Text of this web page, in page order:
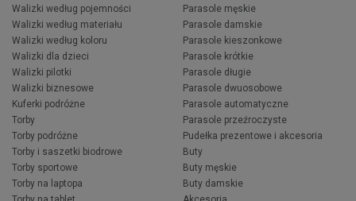
Walizki według pojemności
Walizki według materiału
Walizki według koloru
Walizki dla dzieci
Walizki pilotki
Walizki biznesowe
Kuferki podróżne
Torby
Torby podróżne
Torby i saszetki biodrowe
Torby sportowe
Torby na laptopa
Parasole męskie
Parasole damskie
Parasole kieszonkowe
Parasole krótkie
Parasole długie
Parasole dwuosobowe
Parasole automatyczne
Parasole przeźroczyste
Pudełka prezentowe i akcesoria
Buty
Buty męskie
Buty damskie